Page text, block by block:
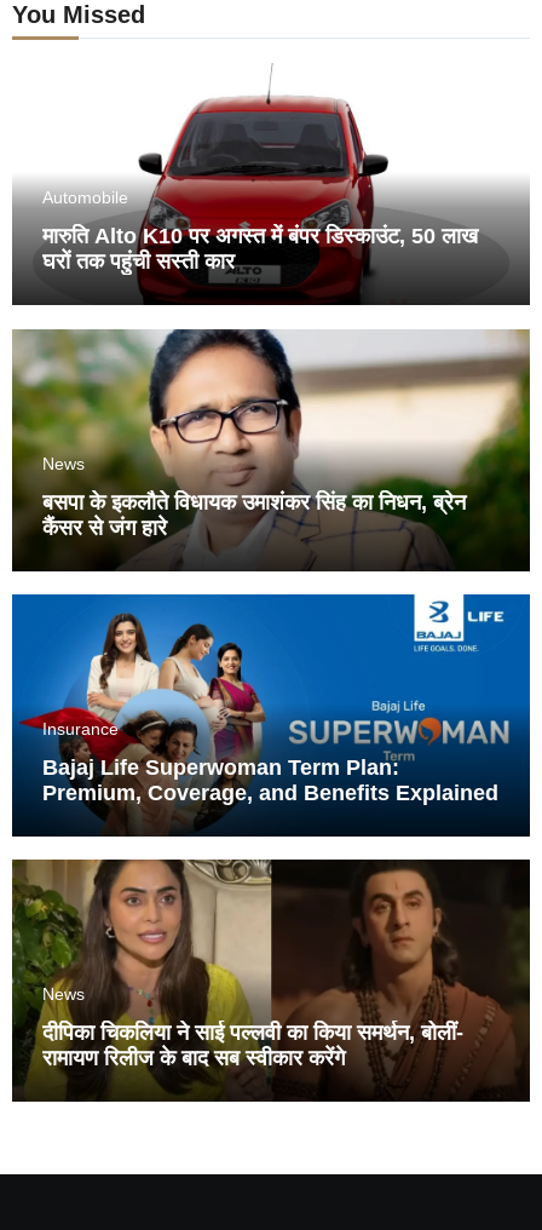
You Missed
Automobile
मारुति Alto K10 पर अगस्त में बंपर डिस्काउंट, 50 लाख
घरों तक पहुंची सस्ती कार
News
बसपा के इकलौते विधायक उमाशंकर सिंह का निधन, ब्रेन
कैंसर से जंग हारे
Insurance
Bajaj Life Superwoman Term Plan:
Premium, Coverage, and Benefits Explained
News
दीपिका चिकलिया ने साई पल्लवी का किया समर्थन, बोलीं-
रामायण रिलीज के बाद सब स्वीकार करेंगे